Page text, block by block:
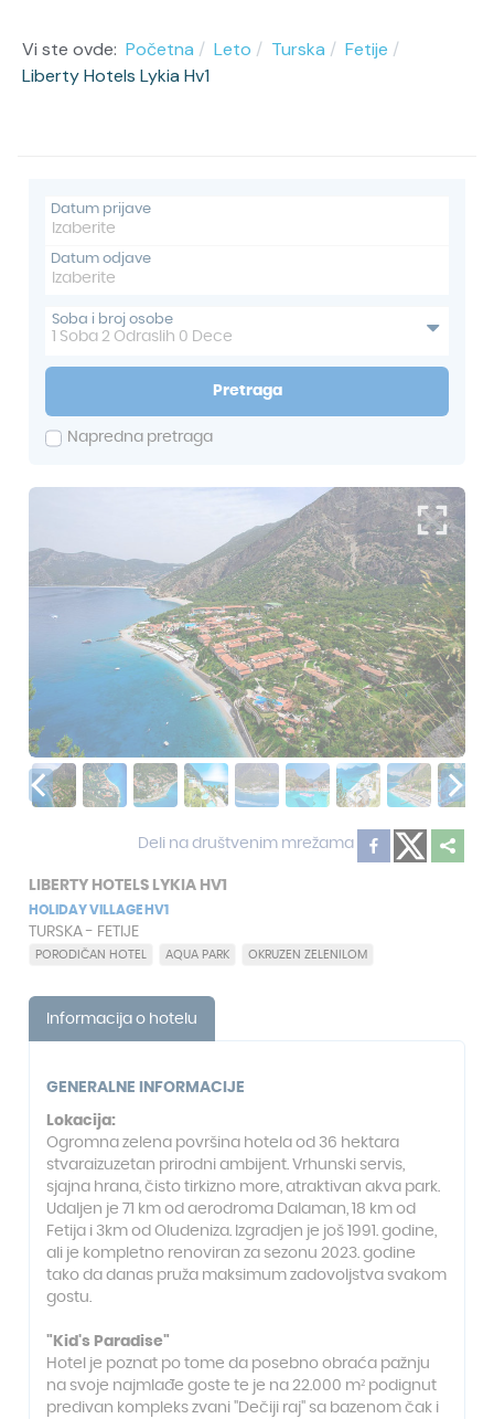
Vi ste ovde: Početna Leto Turska
Fetije
Liberty Hotels Lykia Hv1